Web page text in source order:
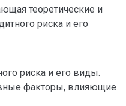
теоретические и
риска и его
риска и его виды.
факторы, влияющие